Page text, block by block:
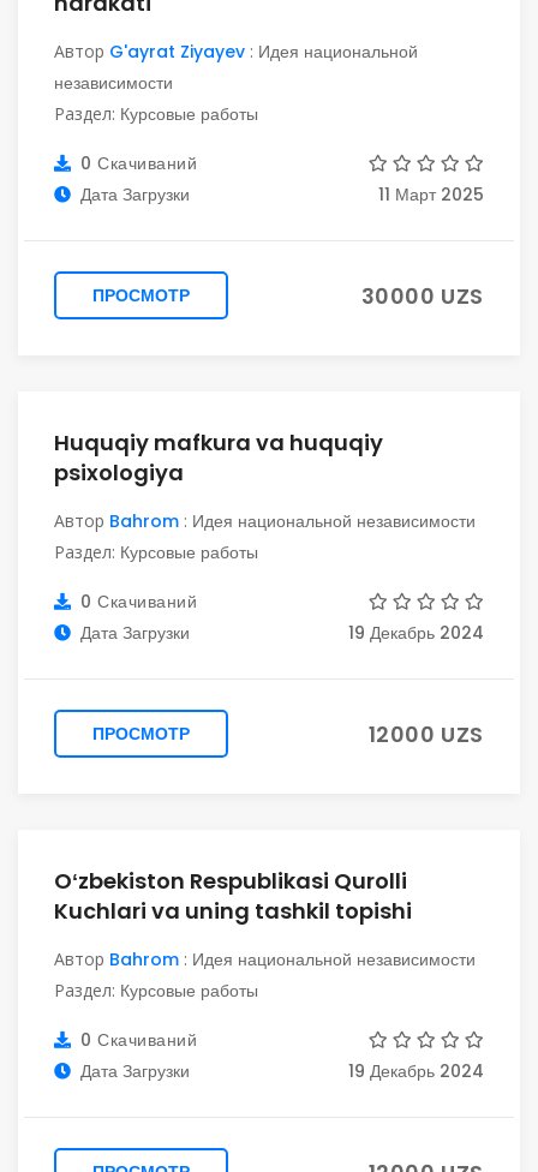
Автор G'ayrat Ziyayev : Идея национальной
независимости
Раздел: Курсовые работы
0 Скачиваний
Дата Загрузки
11 Март 2025
ПРОСМОТР 30000 UZS
Huquqiy mafkura va huquqiy
psixologiya
Автор Bahrom : Идея национальной независимости
Раздел: Курсовые работы
0 Скачиваний
Дата Загрузки
19 Декабрь 2024
ПРОСМОТР 12000 UZS
Oʻzbekiston Respublikasi Qurolli
Kuchlari va uning tashkil topishi
Автор Bahrom : Идея национальной независимости
Раздел: Курсовые работы
0 Скачиваний
Дата Загрузки
19 Декабрь 2024